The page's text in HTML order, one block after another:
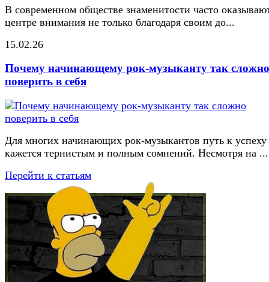
В современном обществе знаменитости часто
центре внимания не только благодаря своим до...
15.02.26
Почему начинающему рок-музыканту так сложно
поверить в себя
Для многих начинающих рок-музыкантов путь к успеху
кажется тернистым и полным сомнений. Несмотря на ...
Перейти к статьям